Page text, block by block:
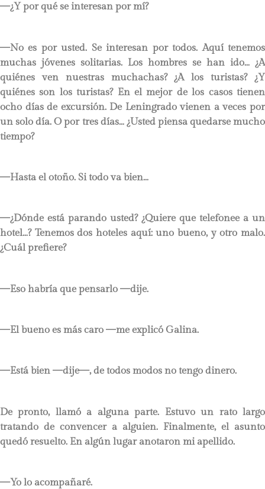
—¿Y por qué se interesan por mí?
—No es por usted. Se interesan por todos. Aquí tenemos
muchas jóvenes solitarias. Los hombres se han ido… ¿A
quiénes ven nuestras muchachas? ¿A los turistas? ¿Y
quiénes son los turistas? En el mejor de los casos tienen
ocho días de excursión. De Leningrado vienen a veces por
un solo día. O por tres días… ¿Usted piensa quedarse mucho
tiempo?
—Hasta el otoño. Si todo va bien…
—¿Dónde está parando usted? ¿Quiere que telefonee a un
hotel…? Tenemos dos hoteles aquí: uno bueno, y otro malo.
¿Cuál prefiere?
—Eso habría que pensarlo —dije.
—El bueno es más caro —me explicó Galina.
—Está bien —dije—, de todos modos no tengo dinero.
De pronto, llamó a alguna parte. Estuvo un rato largo
tratando de convencer a alguien. Finalmente, el asunto
quedó resuelto. En algún lugar anotaron mi apellido.
—Yo lo acompañaré.